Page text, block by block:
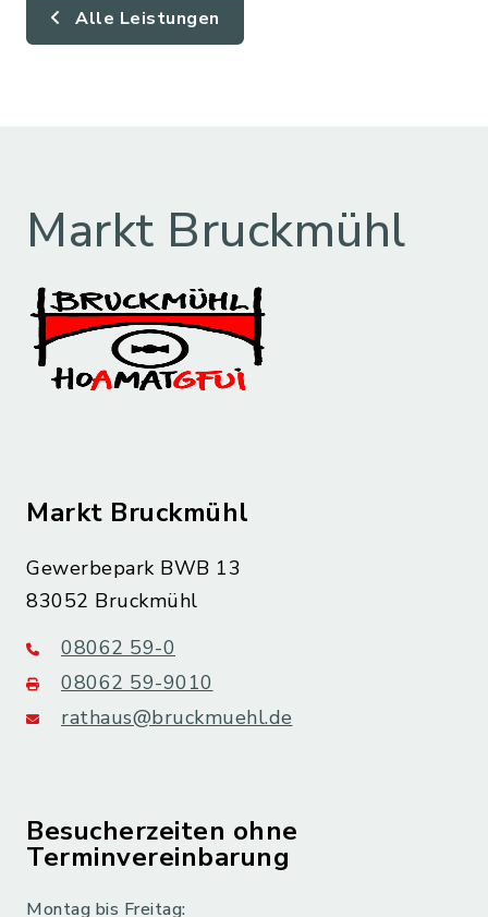
Alle Leistungen
Markt Bruckmühl
Markt Bruckmühl
Gewerbepark BWB 13
83052 Bruckmühl
08062 59-0
08062 59-9010
rathaus@bruckmuehl.de
Besucherzeiten ohne
Terminvereinbarung
Montag bis Freitag: